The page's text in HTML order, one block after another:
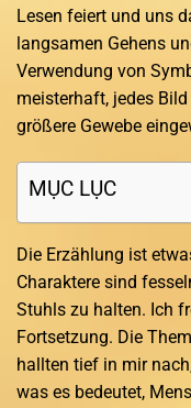
Lesen feiert und uns
langsamen Gehens
Verwendung von
meisterhaft, jedes
größere Gewebe
MỤC LỤC
Die Erzählung ist
Charaktere sind
Stuhls zu halten. Ich
Fortsetzung. Die
hallten tief in mir
was es bedeutet,